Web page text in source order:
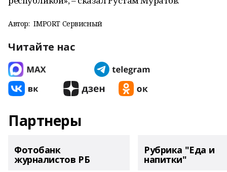
Автор: IMPORT Сервисный
Читайте нас
Партнеры
Фотобанк
журналистов РБ
Рубрика "Еда и
напитки"